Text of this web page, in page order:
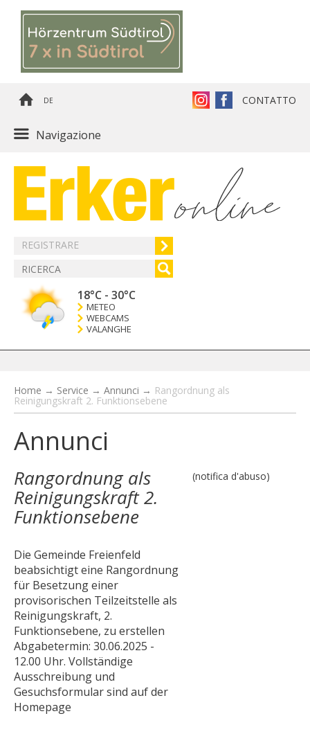
DE CONTATTO
Navigazione
REGISTRARE
18°C - 30°C
METEO
WEBCAMS
VALANGHE
Home → Service → Annunci → Rangordnung als
Reinigungskraft 2. Funktionsebene
Annunci
Rangordnung als
Reinigungskraft 2.
Funktionsebene
Die Gemeinde Freienfeld
beabsichtigt eine Rangordnung
für Besetzung einer
provisorischen Teilzeitstelle als
Reinigungskraft, 2.
Funktionsebene, zu erstellen
Abgabetermin: 30.06.2025 -
12.00 Uhr. Vollständige
Ausschreibung und
Gesuchsformular sind auf der
Homepage
(notifica d'abuso)